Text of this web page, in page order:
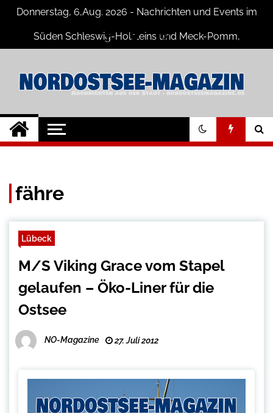
SkipDonnerstag, 6,Aug. 2026 - Nachrichten und Events im
Süden Schleswig-Holsteins und Meck-Pomm,
Nord-Ostsee-
Magazine Blog
Der Blog der Nord-Ostsee Magazine
fähre
Lübeck
M/S Viking Grace vom Stapel
gelaufen – Öko-Liner für die
Ostsee
NO-Magazine 27. Juli 2012